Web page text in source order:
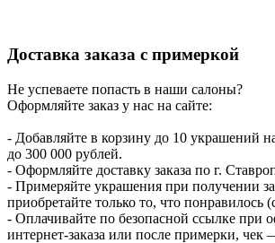
Доставка заказа с примеркой
Не успеваете попасть в наши салоны?
Оформляйте заказ у нас на сайте:
- Добавляйте в корзину до 10 украшений
до 300 000 рублей.
- Оформляйте доставку заказа по г.
- Примеряйте украшения при получении
приобретайте только то, что понравилось
- Оплачивайте по безопасной ссылке при
интернет-заказа или после примерки, чек